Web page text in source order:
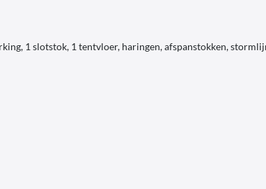
1 slotstok, 1 tentvloer, haringen, afspanstokken,